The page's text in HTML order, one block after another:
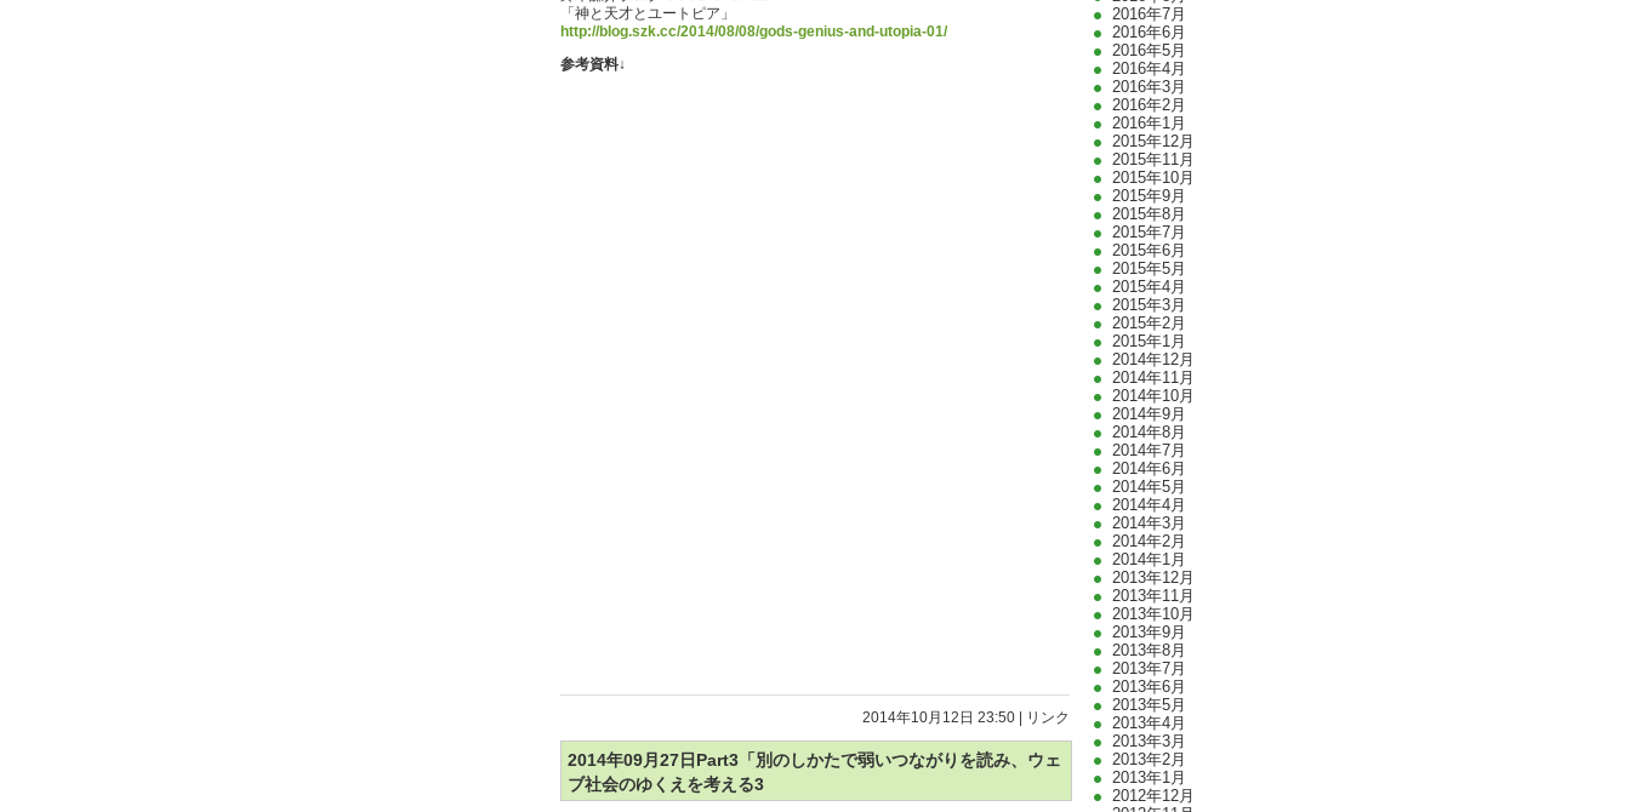
2016年7月
2016年6月
2016年5月
2016年4月
2016年3月
2016年2月
2016年1月
2015年12月
2015年11月
2015年10月
2015年9月
2015年8月
2015年7月
2015年6月
2015年5月
2015年4月
2015年3月
2015年2月
2015年1月
2014年12月
2014年11月
2014年10月
2014年9月
2014年8月
2014年7月
2014年6月
2014年5月
2014年4月
2014年3月
2014年2月
2014年1月
2013年12月
2013年11月
2013年10月
2013年9月
2013年8月
2013年7月
2013年6月
2013年5月
2013年4月
2013年3月
2013年2月
2013年1月
2012年12月
「神と天才とユートピア」
http://blog.szk.cc/2014/08/08/gods-genius-and-utopia-01/
参考資料↓
2014年10月12日 23:50 リンク
2014年09月27日Part3「別のしかたで弱いつながりを読み、ウェ
ブ社会のゆくえを考える3